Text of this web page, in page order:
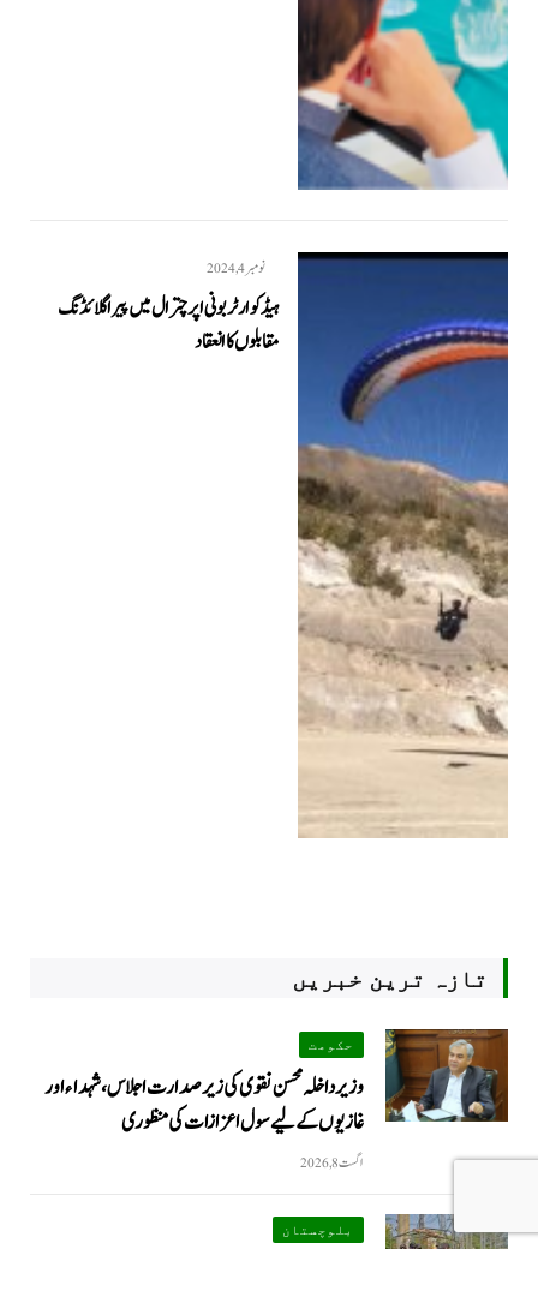
نومبر 4, 2024
ہیڈ کوارٹر بونی اپر چترال میں پیراگلائڈنگ
مقابلوں کا انعقاد
تازہ ترین خبریں
حکومت
وزیرداخلہ محسن نقوی کی زیر صدارت اجلاس، شہداء اور
غازیوں کے لیے سول اعزازات کی منظوری
اگست 8, 2026
بلوچستان